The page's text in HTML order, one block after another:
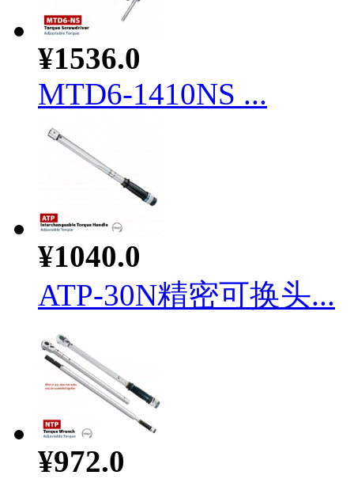
¥1536.0
MTD6-1410NS ...
¥1040.0
ATP-30N精密可换头...
¥972.0